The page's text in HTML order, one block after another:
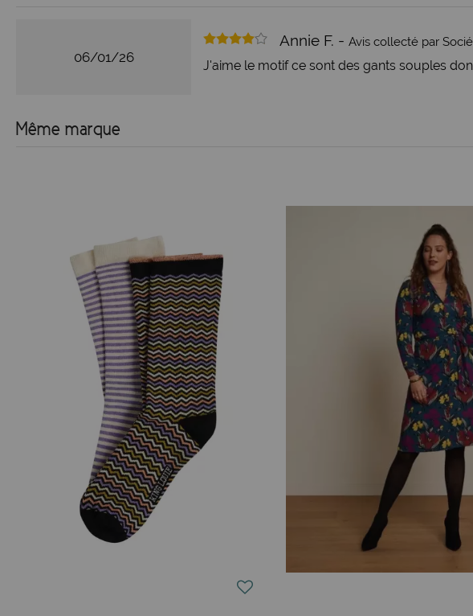
06/01/26
Annie F. - Avis collecté par
J'aime le motif ce sont des gants souples
Même marque